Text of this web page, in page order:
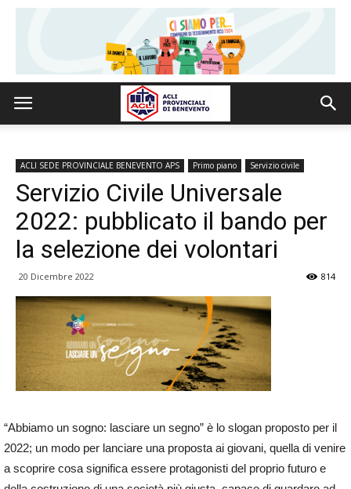
ACLI SEDE PROVINCIALE BENEVENTO APS Primo piano Servizio civile
Servizio Civile Universale
2022: pubblicato il bando per
la selezione dei volontari
20 Dicembre 2022 814
“Abbiamo un sogno: lasciare un segno” è lo slogan proposto per il
2022; un modo per lanciare una proposta ai giovani, quella di venire
a scoprire cosa significa essere protagonisti del proprio futuro e